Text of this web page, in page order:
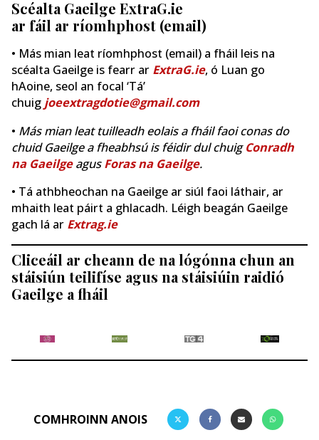
Scéalta Gaeilge ExtraG.ie
ar fáil ar ríomhphost (email)
• Más mian leat ríomhphost (email) a fháil leis na
scéalta Gaeilge is fearr ar ExtraG.ie, ó Luan go
hAoine, seol an focal ‘Tá’
chuig joeextragdotie@gmail.com
• Más mian leat tuilleadh eolais a fháil faoi conas do
chuid Gaeilge a fheabhsú is féidir dul chuigConradh
na GaeilgeagusForas na Gaeilge.
• Tá athbheochan na Gaeilge ar siúl faoi láthair, ar
mhaith leat páirt a ghlacadh. Léigh beagán Gaeilge
gach lá ar Extrag.ie
Cliceáil ar cheann de na lógónna chun an
stáisiún teilifíse agus na stáisiúin raidió
Gaeilge a fháil
COMHROINN ANOIS